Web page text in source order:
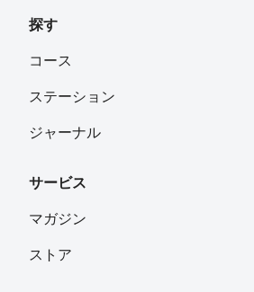
探す
コース
ステーション
ジャーナル
サービス
マガジン
ストア